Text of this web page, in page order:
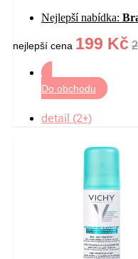
Nejlepší nabídka:
nejlepší cena 199 Kč
Do obchodu
detail (2+)